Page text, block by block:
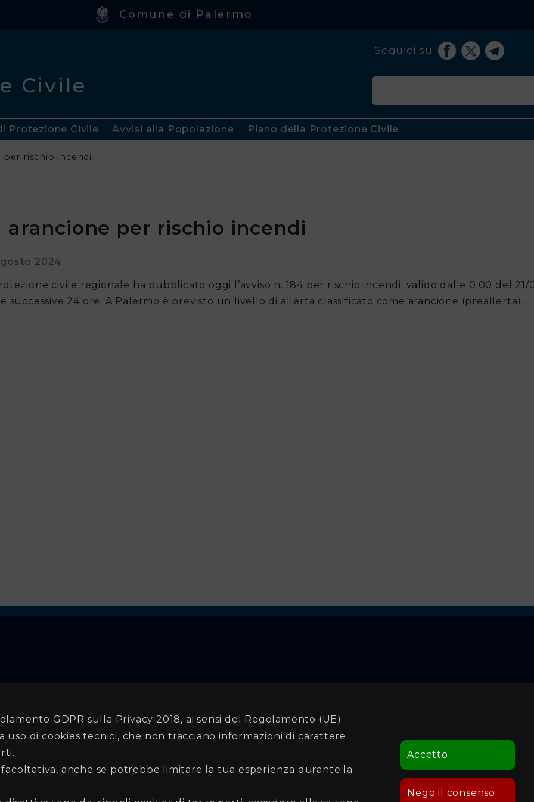
Comune di Palermo
Civile
Seguici su
Protezione Civile Avvisi alla Popolazione Piano della Protezione Civile
per rischio incendi
per rischio incendi
2024
civile regionale ha pubblicato oggi l’avviso n. 184 per rischio incendi, valido dalle 0.00 del 21/
successive 24 ore. A Palermo è previsto un livello di allerta classificato come arancione (preallerta).
GDPR sulla Privacy 2018, ai sensi del Regolamento (UE)
uso di cookies tecnici, che non tracciano informazioni di carattere
anche se potrebbe limitare la tua esperienza durante la
Accetto
Nego il consenso